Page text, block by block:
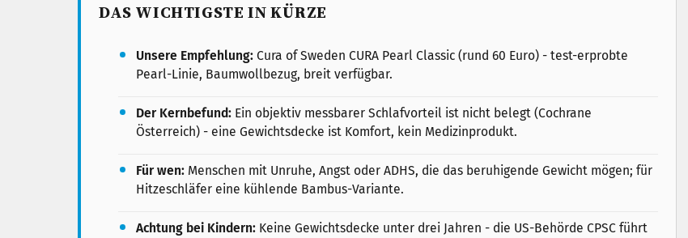
DAS WICHTIGSTE IN KÜRZE
Unsere Empfehlung: Cura of Sweden CURA Pearl Classic (rund 60 Euro) - test-erprobte
Pearl-Linie, Baumwollbezug, breit verfügbar.
Der Kernbefund: Ein objektiv messbarer Schlafvorteil ist nicht belegt (Cochrane
Österreich) - eine Gewichtsdecke ist Komfort, kein Medizinprodukt.
Für wen: Menschen mit Unruhe, Angst oder ADHS, die das beruhigende Gewicht mögen; für
Hitzeschläfer eine kühlende Bambus-Variante.
Achtung bei Kindern: Keine Gewichtsdecke unter drei Jahren - die US-Behörde CPSC führt